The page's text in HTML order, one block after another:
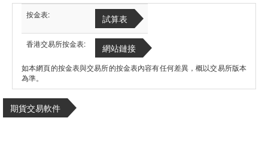
按金表: 試算表
香港交易所按金表: 網站鏈接
如本網頁的按金表與交易所的按金表內容有任何差異，概以交易所版本
為準。
期貨交易軟件